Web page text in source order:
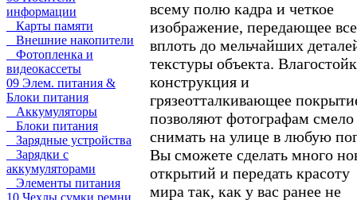
информации
Карты памяти
Внешние накопители
Фотопленка и
видеокассеты
09 Элем. питания &
Блоки питания
Аккумуляторы
Блоки питания
Зарядные устройства
Зарядки с
аккумуляторами
Элементы питания
10 Чехлы сумки ремни
всему полю кадра и четкое
изображение, передающее все
вплоть до мельчайших
текстуры объекта.
конструкция и
грязеотталкивающее
позволяют фотографам смело
снимать на улице в любую
Вы сможете сделать много
открытий и передать красоту
мира так, как у вас ранее не